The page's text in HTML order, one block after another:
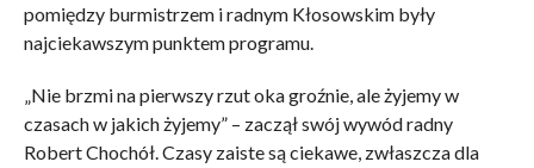
pomiędzy burmistrzem i radnym Kłosowskim były
najciekawszym punktem programu.
„Nie brzmi na pierwszy rzut oka groźnie, ale żyjemy w
czasach w jakich żyjemy” – zaczął swój wywód radny
Robert Chochół. Czasy zaiste są ciekawe, zwłaszcza dla